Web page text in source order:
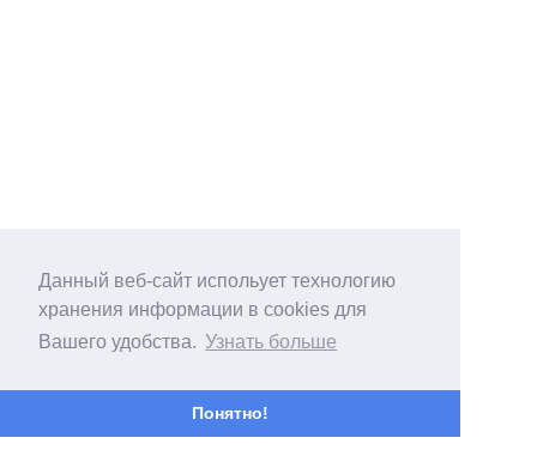
Данный веб-сайт испольует технологию
хранения информации в cookies для
Вашего удобства. Узнать больше
Понятно!